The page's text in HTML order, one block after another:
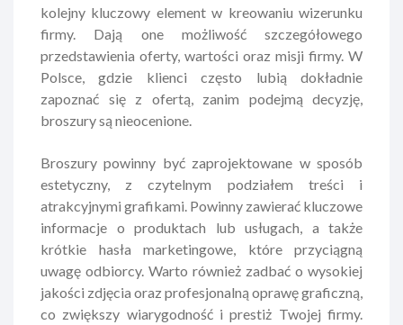
kolejny kluczowy element w kreowaniu wizerunku
firmy. Dają one możliwość szczegółowego
przedstawienia oferty, wartości oraz misji firmy. W
Polsce, gdzie klienci często lubią dokładnie
zapoznać się z ofertą, zanim podejmą decyzję,
broszury są nieocenione.
Broszury powinny być zaprojektowane w sposób
estetyczny, z czytelnym podziałem treści i
atrakcyjnymi grafikami. Powinny zawierać kluczowe
informacje o produktach lub usługach, a także
krótkie hasła marketingowe, które przyciągną
uwagę odbiorcy. Warto również zadbać o wysokiej
jakości zdjęcia oraz profesjonalną oprawę graficzną,
co zwiększy wiarygodność i prestiż Twojej firmy.